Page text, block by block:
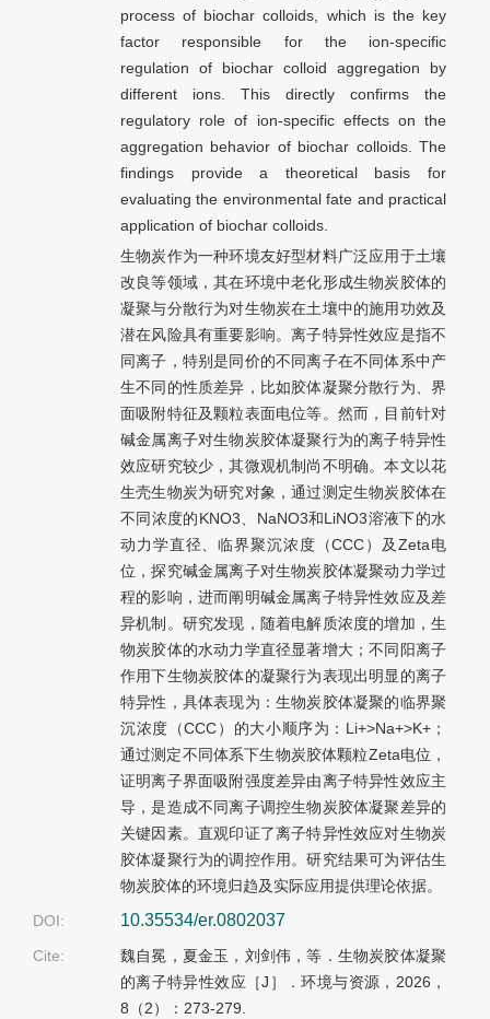
process of biochar colloids, which is the key
factor responsible for the ion-specific
regulation of biochar colloid aggregation by
different ions. This directly confirms the
regulatory role of ion-specific effects on the
aggregation behavior of biochar colloids. The
findings provide a theoretical basis for
evaluating the environmental fate and practical
application of biochar colloids.
生物炭作为一种环境友好型材料广泛应用于土壤
改良等领域，其在环境中老化形成生物炭胶体的
凝聚与分散行为对生物炭在土壤中的施用功效及
潜在风险具有重要影响。离子特异性效应是指不
同离子，特别是同价的不同离子在不同体系中产
生不同的性质差异，比如胶体凝聚分散行为、界
面吸附特征及颗粒表面电位等。然而，目前针对
碱金属离子对生物炭胶体凝聚行为的离子特异性
效应研究较少，其微观机制尚不明确。本文以花
生壳生物炭为研究对象，通过测定生物炭胶体在
不同浓度的KNO3、NaNO3和LiNO3溶液下的水
动力学直径、临界聚沉浓度（CCC）及Zeta电
位，探究碱金属离子对生物炭胶体凝聚动力学过
程的影响，进而阐明碱金属离子特异性效应及差
异机制。研究发现，随着电解质浓度的增加，生
物炭胶体的水动力学直径显著增大；不同阳离子
作用下生物炭胶体的凝聚行为表现出明显的离子
特异性，具体表现为：生物炭胶体凝聚的临界聚
沉浓度（CCC）的大小顺序为：Li+>Na+>K+；
通过测定不同体系下生物炭胶体颗粒Zeta电位，
证明离子界面吸附强度差异由离子特异性效应主
导，是造成不同离子调控生物炭胶体凝聚差异的
关键因素。直观印证了离子特异性效应对生物炭
胶体凝聚行为的调控作用。研究结果可为评估生
物炭胶体的环境归趋及实际应用提供理论依据。
DOI:
10.35534/er.0802037
Cite:
魏自冕，夏金玉，刘剑伟，等．生物炭胶体凝聚
的离子特异性效应［J］．环境与资源，2026，
8（2）：273-279.